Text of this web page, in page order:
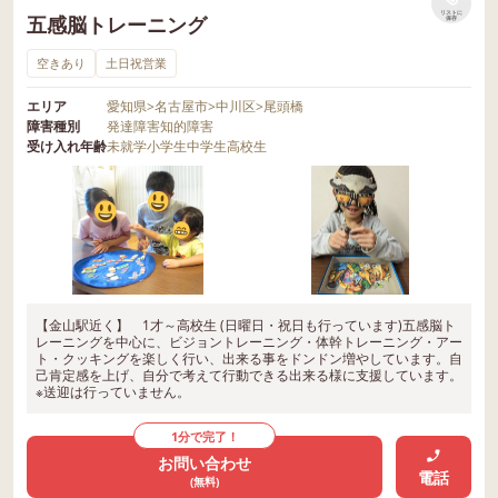
五感脳トレーニング
リストに
保存
空きあり 土日祝営業
エリア 愛知県>名古屋市>中川区>尾頭橋
障害種別
発達障害知的障害
受け入れ年齢未就学小学生中学生高校生
【金山駅近く】 1才～高校生 (日曜日・祝日も行っています)五感脳ト
レーニングを中心に、ビジョントレーニング・体幹トレーニング・アー
ト・クッキングを楽しく行い、出来る事をドンドン増やしています。自
己肯定感を上げ、自分で考えて行動できる出来る様に支援しています。
※送迎は行っていません。
1分で完了！
お問い合わせ
(無料) 電話